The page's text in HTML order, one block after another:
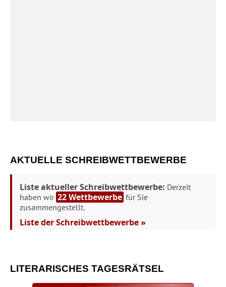
AKTUELLE SCHREIBWETTBEWERBE
Liste aktueller Schreibwettbewerbe: Derzeit
haben wir 22 Wettbewerbe für Sie
zusammengestellt.
Liste der Schreibwettbewerbe »
LITERARISCHES TAGESRÄTSEL